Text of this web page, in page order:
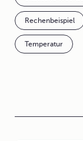
Rechenbeispiel
Temperatur